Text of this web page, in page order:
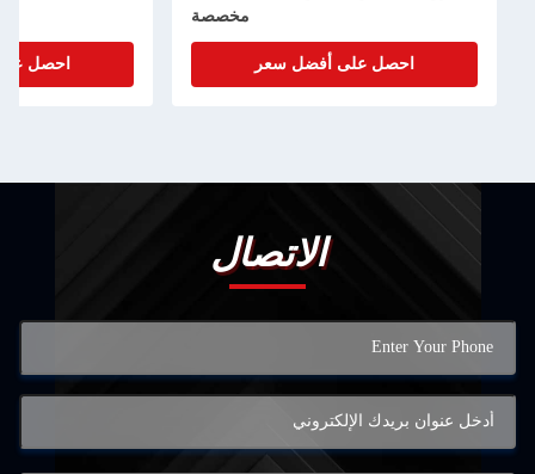
مخصصة
احصل على أفضل سعر احصل
الاتصال